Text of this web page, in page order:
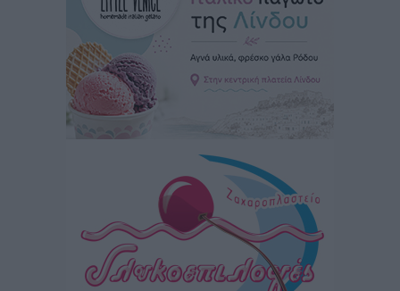
“Η Ευρώπη αντιμετώπιζε το προσφυγικό σαν ταινία
τρόμου” – Η συγκλονιστική μαρτυρία της Χαρούλας
Γιασιράνη στον RV για τα γεγονότα που οδήγησαν στο
Σύμφωνο της Λέρου
Τοπικές Ειδήσεις πριν 3 ώρες
Συναυλία με τον Γιάννη Κότσιρα στις 21 Αυγούστου
Έκτακτη συνεδρίαση της Δημοτικής Επιτροπής Ρόδου
αύριο Παρασκευή 7 Αυγούστου
Τοπικές Ειδήσεις• πριν 3 ώρες